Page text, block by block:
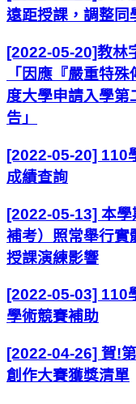
遠距授課，調整同
[2022-05-20]教林
「因應『嚴重特
度大學申請入學第
告」
[2022-05-20] 110
成績查詢
[2022-05-13] 本
補考）照常舉行實
授課演練影響
[2022-05-03] 110
學術競賽補助
[2022-04-26] 賀!
創作大賽獲獎清單